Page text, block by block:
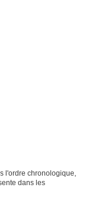
l'ordre chronologique,
dans les